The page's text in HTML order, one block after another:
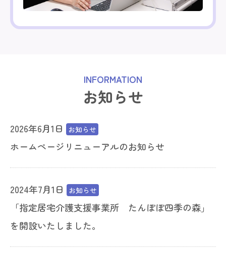
INFORMATION
お知らせ
2026年6月1日 お知らせ
ホームページリニューアルのお知らせ
2024年7月1日 お知らせ
「指定居宅介護支援事業所 たんぽぽ四季の森」
を開設いたしました。